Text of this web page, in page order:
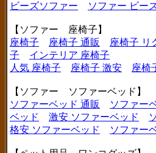
ビーズソファー
ソファー ビー
【ソファー 座椅子】
座椅子
座椅子 通販 座椅子 リ
子
インテリア 座椅子
人気 座椅子
座椅子 激安 座椅
【ソファー ソファーベッド】
ソファーベッド 通販
ソファー
ベッド
激安 ソファーベッド
格安 ソファーベッド
ソファー